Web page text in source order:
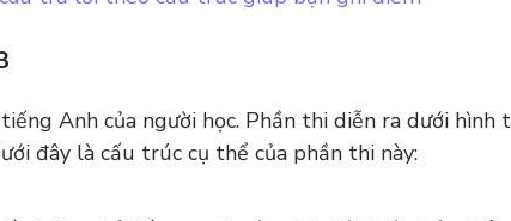
Anh của người học. Phần thi diễn ra dưới hình
đây là cấu trúc cụ thể của phần thi này: